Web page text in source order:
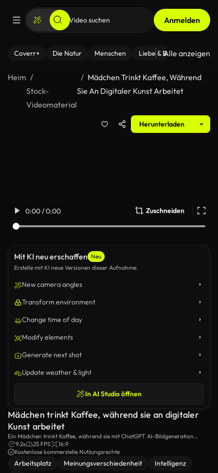
Anmelden
Coverr+ Die Natur Menschen Liebe & Beziehungen
Alle anzeigen
Heim
Stock-
Videomaterial
Mädchen Trinkt Kaffee, Während
Sie An Digitaler Kunst Arbeitet
Herunterladen
0:00 / 0:00 Zuschneiden
Mit KI neu erschaffen Neu
Erstelle mit KI neue Versionen dieser Aufnahme.
New camera angles
Transform environment
Change time of day
Modify elements
Generate next shot
Update weather & light
In AI Studio öffnen
Mädchen trinkt Kaffee, während sie an digitaler
Kunst arbeitet
Ein Mädchen trinkt Kaffee, während sie mit ChatGPT AI-Bildgeneration
online arbeitet.
9.2s 25 FPS
16:9
Kostenlose kommerzielle Nutzungsrechte
Arbeitsplatz Meinungsverschiedenheit
Intelligenz